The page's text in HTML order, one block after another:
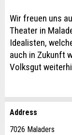
Wir freuen uns
Theater in
Idealisten,
auch in Zukunft
Volksgut
Report ad
Address
7026 Maladers